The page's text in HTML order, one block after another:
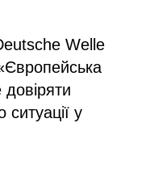
Welle
довіряти
ситуації у